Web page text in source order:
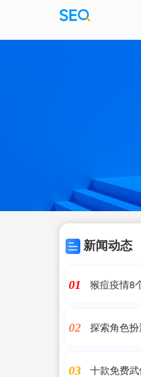
新闻动态
01
猴痘疫情8
02
探索角色
03
十款免费